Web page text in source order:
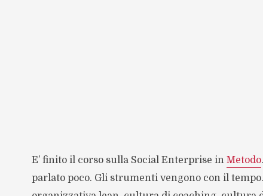
E’ finito il corso sulla Social Enterprise in Metodo
parlato poco. Gli strumenti vengono con il